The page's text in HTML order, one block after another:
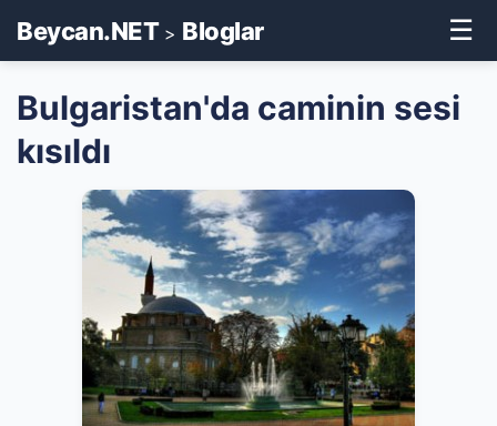
Beycan.NET> Bloglar ☰
Bulgaristan'da caminin sesi
kısıldı